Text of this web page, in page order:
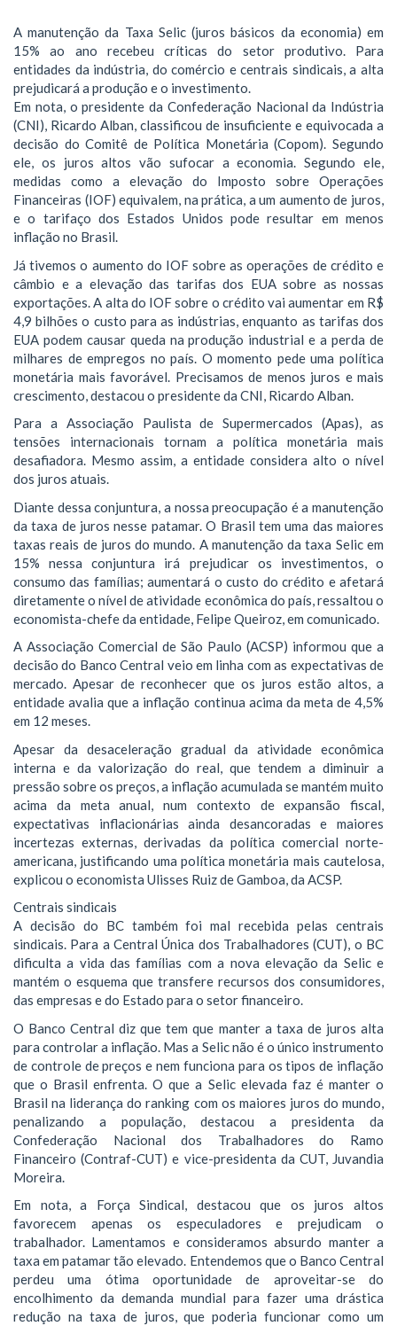
A manutenção da Taxa Selic (juros básicos da economia) em
15% ao ano recebeu críticas do setor produtivo. Para
entidades da indústria, do comércio e centrais sindicais, a alta
prejudicará a produção e o investimento.
Em nota, o presidente da Confederação Nacional da Indústria
(CNI), Ricardo Alban, classificou de insuficiente e equivocada a
decisão do Comitê de Política Monetária (Copom). Segundo
ele, os juros altos vão sufocar a economia. Segundo ele,
medidas como a elevação do Imposto sobre Operações
Financeiras (IOF) equivalem, na prática, a um aumento de juros,
e o tarifaço dos Estados Unidos pode resultar em menos
inflação no Brasil.
Já tivemos o aumento do IOF sobre as operações de crédito e
câmbio e a elevação das tarifas dos EUA sobre as nossas
exportações. A alta do IOF sobre o crédito vai aumentar em R$
4,9 bilhões o custo para as indústrias, enquanto as tarifas dos
EUA podem causar queda na produção industrial e a perda de
milhares de empregos no país. O momento pede uma política
monetária mais favorável. Precisamos de menos juros e mais
crescimento, destacou o presidente da CNI, Ricardo Alban.
Para a Associação Paulista de Supermercados (Apas), as
tensões internacionais tornam a política monetária mais
desafiadora. Mesmo assim, a entidade considera alto o nível
dos juros atuais.
Diante dessa conjuntura, a nossa preocupação é a manutenção
da taxa de juros nesse patamar. O Brasil tem uma das maiores
taxas reais de juros do mundo. A manutenção da taxa Selic em
15% nessa conjuntura irá prejudicar os investimentos, o
consumo das famílias; aumentará o custo do crédito e afetará
diretamente o nível de atividade econômica do país, ressaltou o
economista-chefe da entidade, Felipe Queiroz, em comunicado.
A Associação Comercial de São Paulo (ACSP) informou que a
decisão do Banco Central veio em linha com as expectativas de
mercado. Apesar de reconhecer que os juros estão altos, a
entidade avalia que a inflação continua acima da meta de 4,5%
em 12 meses.
Apesar da desaceleração gradual da atividade econômica
interna e da valorização do real, que tendem a diminuir a
pressão sobre os preços, a inflação acumulada se mantém muito
acima da meta anual, num contexto de expansão fiscal,
expectativas inflacionárias ainda desancoradas e maiores
incertezas externas, derivadas da política comercial norte-
americana, justificando uma política monetária mais cautelosa,
explicou o economista Ulisses Ruiz de Gamboa, da ACSP.
Centrais sindicais
A decisão do BC também foi mal recebida pelas centrais
sindicais. Para a Central Única dos Trabalhadores (CUT), o BC
dificulta a vida das famílias com a nova elevação da Selic e
mantém o esquema que transfere recursos dos consumidores,
das empresas e do Estado para o setor financeiro.
O Banco Central diz que tem que manter a taxa de juros alta
para controlar a inflação. Mas a Selic não é o único instrumento
de controle de preços e nem funciona para os tipos de inflação
que o Brasil enfrenta. O que a Selic elevada faz é manter o
Brasil na liderança do ranking com os maiores juros do mundo,
penalizando a população, destacou a presidenta da
Confederação Nacional dos Trabalhadores do Ramo
Financeiro (Contraf-CUT) e vice-presidenta da CUT, Juvandia
Moreira.
Em nota, a Força Sindical, destacou que os juros altos
favorecem apenas os especuladores e prejudicam o
trabalhador. Lamentamos e consideramos absurdo manter a
taxa em patamar tão elevado. Entendemos que o Banco Central
perdeu uma ótima oportunidade de aproveitar-se do
encolhimento da demanda mundial para fazer uma drástica
redução na taxa de juros, que poderia funcionar como um